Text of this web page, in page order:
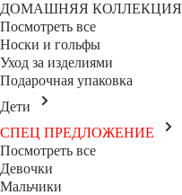
ДОМАШНЯЯ КОЛЛЕКЦИЯ
Посмотреть все
Носки и гольфы
Уход за изделиями
Подарочная упаковка
Дети
СПЕЦ ПРЕДЛОЖЕНИЕ
Посмотреть все
Девочки
Мальчики